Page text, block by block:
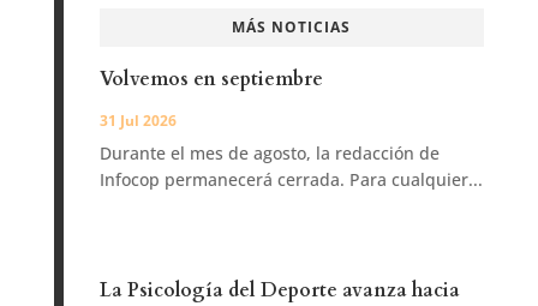
MÁS NOTICIAS
Volvemos en septiembre
31 Jul 2026
Durante el mes de agosto, la redacción de
Infocop permanecerá cerrada. Para cualquier...
La Psicología del Deporte avanza hacia